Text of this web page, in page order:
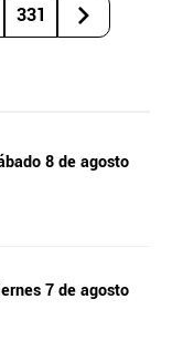
331
8 de agosto
7 de agosto